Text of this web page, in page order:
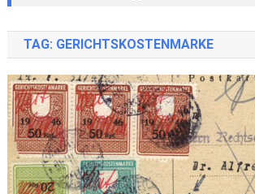
TAG: GERICHTSKOSTENMARKE